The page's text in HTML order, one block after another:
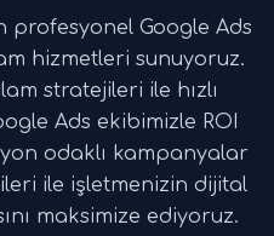
profesyonel Google Ads
hizmetleri sunuyoruz.
stratejileri ile hızlı
Ads ekibimizle ROI
odaklı kampanyalar
ile işletmenizin dijital
maksimize ediyoruz.